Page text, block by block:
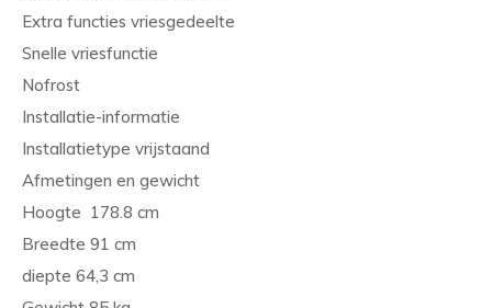
Extra functies vriesgedeelte
Snelle vriesfunctie
Nofrost
Installatie-informatie
Installatietype vrijstaand
Afmetingen en gewicht
Hoogte 178.8 cm
Breedte 91 cm
diepte 64,3 cm